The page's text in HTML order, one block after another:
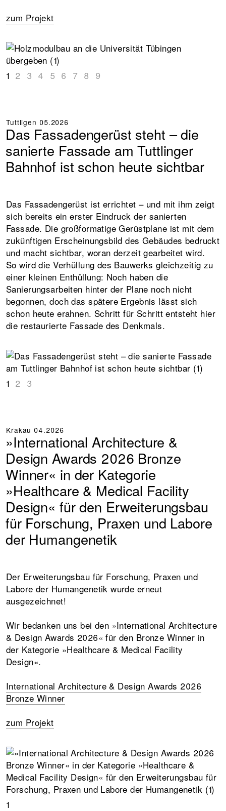
zum Projekt
1 2 3 4 5 6 7 8 9
Tuttligen 05.2026
Das Fassadengerüst steht – die
sanierte Fassade am Tuttlinger
Bahnhof ist schon heute sichtbar
Das Fassadengerüst ist errichtet – und mit ihm zeigt
sich bereits ein erster Eindruck der sanierten
Fassade. Die großformatige Gerüstplane ist mit dem
zukünftigen Erscheinungsbild des Gebäudes bedruckt
und macht sichtbar, woran derzeit gearbeitet wird.
So wird die Verhüllung des Bauwerks gleichzeitig zu
einer kleinen Enthüllung: Noch haben die
Sanierungsarbeiten hinter der Plane noch nicht
begonnen, doch das spätere Ergebnis lässt sich
schon heute erahnen. Schritt für Schritt entsteht hier
die restaurierte Fassade des Denkmals.
1 2 3
Krakau 04.2026
»International Architecture &
Design Awards 2026 Bronze
Winner« in der Kategorie
»Healthcare & Medical Facility
Design« für den Erweiterungsbau
für Forschung, Praxen und Labore
der Humangenetik
Der Erweiterungsbau für Forschung, Praxen und
Labore der Humangenetik wurde erneut
ausgezeichnet!
Wir bedanken uns bei den »International Architecture
& Design Awards 2026« für den Bronze Winner in
der Kategorie »Healthcare & Medical Facility
Design«.
International Architecture & Design Awards 2026
Bronze Winner
zum Projekt
1